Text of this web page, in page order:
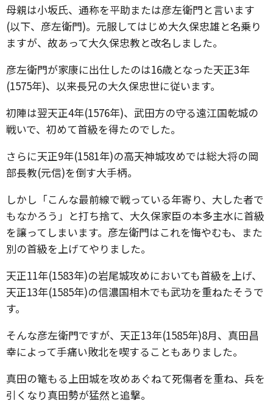
母親は小坂氏、通称を平助または彦左衛門と言います
(以下、彦左衛門)。元服してはじめ大久保忠雄と名乗り
ますが、故あって大久保忠教と改名しました。
彦左衛門が家康に出仕したのは16歳となった天正3年
(1575年)、以来長兄の大久保忠世に従います。
初陣は翌天正4年(1576年)、武田方の守る遠江国乾城の
戦いで、初めて首級を得たのでした。
さらに天正9年(1581年)の高天神城攻めでは総大将の岡
部長教(元信)を倒す大手柄。
しかし「こんな最前線で戦っている年寄り、大した者で
もなかろう」と打ち捨て、大久保家臣の本多主水に首級
を譲ってしまいます。彦左衛門はこれを悔やむも、また
別の首級を上げてやりました。
天正11年(1583年)の岩尾城攻めにおいても首級を上げ、
天正13年(1585年)の信濃国相木でも武功を重ねたそうで
す。
そんな彦左衛門ですが、天正13年(1585年)8月、真田昌
幸によって手痛い敗北を喫することもありました。
真田の篭もる上田城を攻めあぐねて死傷者を重ね、兵を
引くなり真田勢が猛然と追撃。